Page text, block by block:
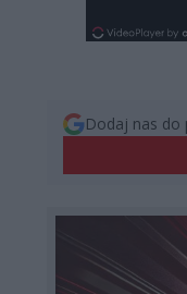
Dodaj nas do